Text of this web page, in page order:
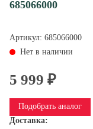
685066000
Артикул: 685066000
Нет в наличии
5 999 ₽
Подобрать аналог
Доставка: